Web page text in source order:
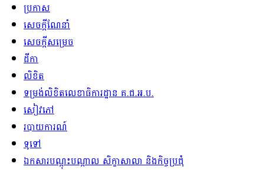
ប្រកាស
សេចក្ដីណែនាំ
សេចក្ដីសម្រេច
ដីកា
លិខិត
ទម្រង់លិខិតលេខាធិការដ្ឋាន គ.ជ.អ.ប.
សៀវភៅ
របាយការណ៍
ទូទៅ
ឯកសារបណ្ដុះបណ្ដាល សិក្ខាសាលា និងកិច្ចប្រជុំ